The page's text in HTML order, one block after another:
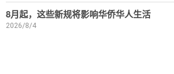
8月起，这些新规将影响华侨华人生活
2026/8/4